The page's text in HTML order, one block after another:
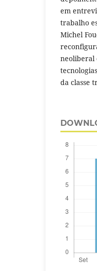
em
trabalho
Michel
neoliberal
da classe